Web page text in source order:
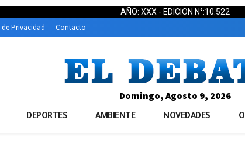
AÑO: XXX - EDICION N°:10.522
Privacidad Contacto
Domingo, Agosto 9, 2026
DEPORTES AMBIENTE NOVEDADES